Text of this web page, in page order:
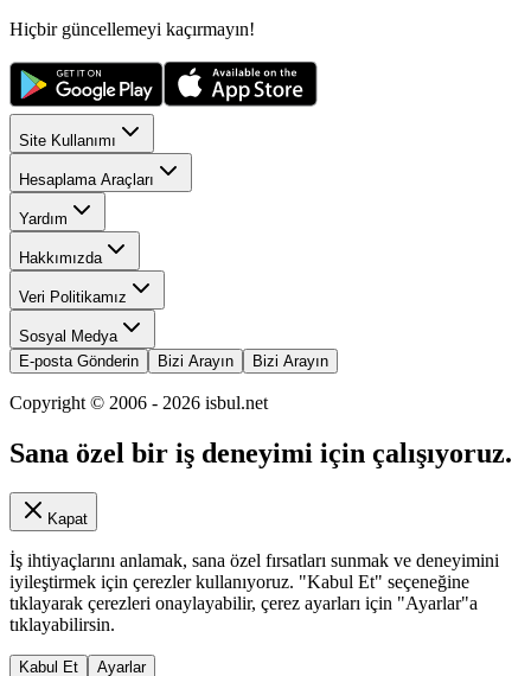
Hiçbir güncellemeyi kaçırmayın!
Site Kullanımı
Hesaplama Araçları
Yardım
Hakkımızda
Veri Politikamız
Sosyal Medya
E-posta Gönderin
Bizi Arayın Bizi Arayın
Copyright © 2006 - 2026 isbul.net
Sana özel bir iş deneyimi için çalışıyoruz.
Kapat
İş ihtiyaçlarını anlamak, sana özel fırsatları sunmak ve deneyimini
iyileştirmek için çerezler kullanıyoruz. "Kabul Et" seçeneğine
tıklayarak çerezleri onaylayabilir, çerez ayarları için "Ayarlar"a
tıklayabilirsin.
Kabul Et Ayarlar